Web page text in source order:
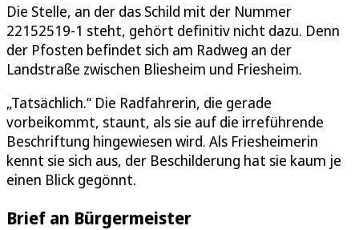
Die Stelle, an der das Schild mit der Nummer
22152519-1 steht, gehört definitiv nicht dazu. Denn
der Pfosten befindet sich am Radweg an der
Landstraße zwischen Bliesheim und Friesheim.
„Tatsächlich.“ Die Radfahrerin, die gerade
vorbeikommt, staunt, als sie auf die irreführende
Beschriftung hingewiesen wird. Als Friesheimerin
kennt sie sich aus, der Beschilderung hat sie kaum je
einen Blick gegönnt.
Brief an Bürgermeister